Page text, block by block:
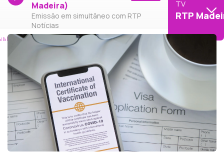
Madeira)
Emissão em simultâneo com RTP
Notícias
TV
RTP